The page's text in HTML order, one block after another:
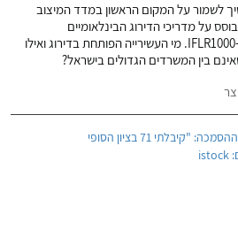
לשמור על המקום הראשון במדד המיצוב
על מדריכי הדירוג הבינלאומיים
Chamber, The Legal 500 ו-IFLR1000. מי העשירייה הפותחת בדירוג ואילו
בין המשרדים הגדולים בישראל?